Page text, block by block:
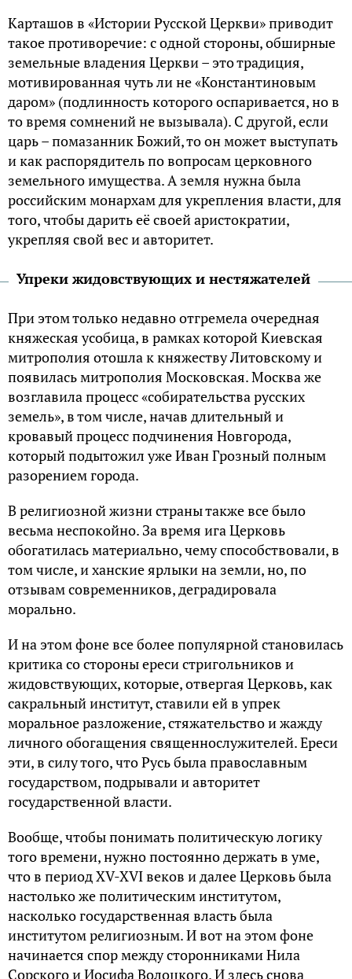
Карташов в «Истории Русской Церкви» приводит
такое противоречие: с одной стороны, обширные
земельные владения Церкви – это традиция,
мотивированная чуть ли не «Константиновым
даром» (подлинность которого оспаривается, но в
то время сомнений не вызывала). С другой, если
царь – помазанник Божий, то он может выступать
и как распорядитель по вопросам церковного
земельного имущества. А земля нужна была
российским монархам для укрепления власти, для
того, чтобы дарить её своей аристократии,
укрепляя свой вес и авторитет.
Упреки жидовствующих и нестяжателей
При этом только недавно отгремела очередная
княжеская усобица, в рамках которой Киевская
митрополия отошла к княжеству Литовскому и
появилась митрополия Московская. Москва же
возглавила процесс «собирательства русских
земель», в том числе, начав длительный и
кровавый процесс подчинения Новгорода,
который подытожил уже Иван Грозный полным
разорением города.
В религиозной жизни страны также все было
весьма неспокойно. За время ига Церковь
обогатилась материально, чему способствовали, в
том числе, и ханские ярлыки на земли, но, по
отзывам современников, деградировала
морально.
И на этом фоне все более популярной становилась
критика со стороны ереси стригольников и
жидовствующих, которые, отвергая Церковь, как
сакральный институт, ставили ей в упрек
моральное разложение, стяжательство и жажду
личного обогащения священнослужителей. Ереси
эти, в силу того, что Русь была православным
государством, подрывали и авторитет
государственной власти.
Вообще, чтобы понимать политическую логику
того времени, нужно постоянно держать в уме,
что в период XV-XVI веков и далее Церковь была
настолько же политическим институтом,
насколько государственная власть была
институтом религиозным. И вот на этом фоне
начинается спор между сторонниками Нила
Сорского и Иосифа Волоцкого. И здесь снова